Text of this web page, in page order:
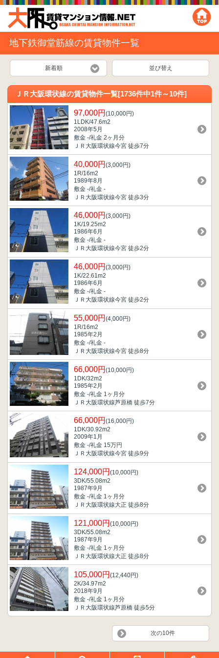
地下鉄御堂筋線の賃貸物件一覧
新着順 並び替え
ＪＲ大阪環状線の賃貸物件一覧[1736件中1件～10件]
97,000円 (10,000円)
1LDK/47.6m2
2008年5月
敷金 -/礼金 2ヶ月分
ＪＲ大阪環状線今宮 徒歩7分
40,000円 (3,000円)
1R/16m2
1989年8月
敷金 -/礼金 -
ＪＲ大阪環状線今宮 徒歩3分
46,000円 (3,000円)
1K/19.25m2
1986年6月
敷金 -/礼金 -
ＪＲ大阪環状線今宮 徒歩2分
46,000円 (3,000円)
1K/22.61m2
1986年6月
敷金 -/礼金 -
ＪＲ大阪環状線今宮 徒歩2分
55,000円 (4,000円)
1R/16m2
1985年2月
敷金 -/礼金 -
ＪＲ大阪環状線今宮 徒歩8分
66,000円 (10,000円)
1DK/32m2
1985年2月
敷金 -/礼金 1ヶ月分
ＪＲ大阪環状線芦原橋 徒歩7分
66,000円 (16,000円)
1DK/30.92m2
2009年1月
敷金 -/礼金 15万円
ＪＲ大阪環状線今宮 徒歩9分
124,000円 (10,000円)
3DK/55.08m2
1987年9月
敷金 -/礼金 1ヶ月分
ＪＲ大阪環状線大正 徒歩8分
121,000円 (10,000円)
3DK/55.08m2
1987年9月
敷金 -/礼金 1ヶ月分
ＪＲ大阪環状線大正 徒歩8分
105,000円 (12,440円)
2K/34.97m2
2018年9月
敷金 -/礼金 1ヶ月分
ＪＲ大阪環状線芦原橋 徒歩5分
次の10件